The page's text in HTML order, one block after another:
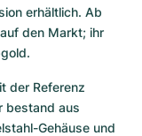
erhältlich. Ab
den Markt; ihr
der Referenz
bestand aus
Gehäuse und